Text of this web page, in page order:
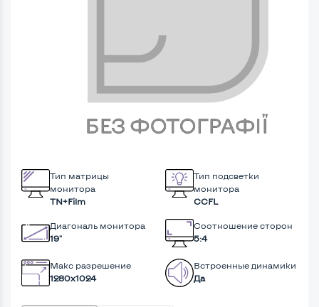
Тип матрицы
монитора
TN+Film
Тип подсветки
монитора
CCFL
Диагональ монитора
19"
Соотношение сторон
5:4
Макс разрешение
1280x1024
Встроенные динамики
Да